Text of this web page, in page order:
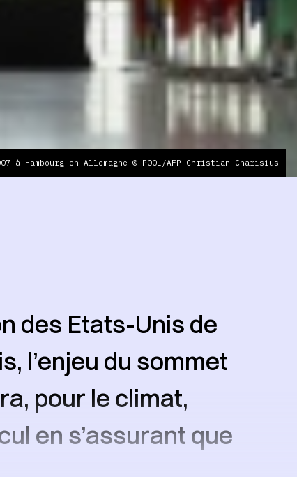
en Allemagne © POOL/AFP Christian Charisius
des Etats-Unis de
l’enjeu du sommet
pour le climat,
en s’assurant que